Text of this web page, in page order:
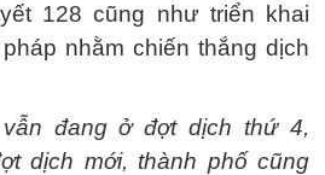
128 cũng như triển khai
nhằm chiến thắng dịch
vẫn đang ở đợt dịch thứ 4,
dịch mới, thành phố cũng